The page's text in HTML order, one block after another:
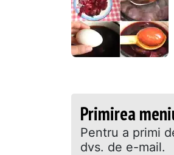
Primirea
Pentru a primi
dvs. de e-mail.